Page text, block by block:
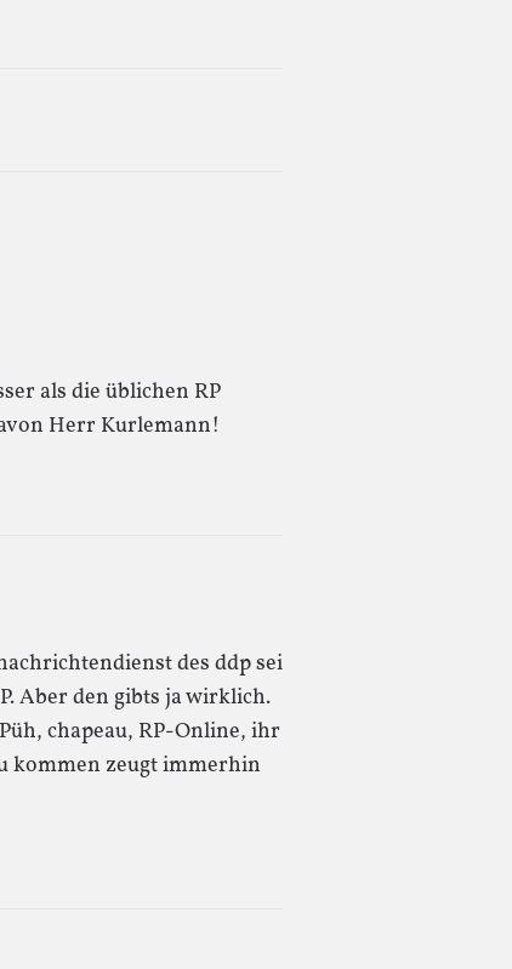
als die üblichen RP
Herr Kurlemann!
des ddp sei
Aber den gibts ja wirklich.
chapeau, RP-Online, ihr
kommen zeugt immerhin